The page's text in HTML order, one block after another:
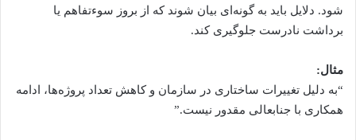
شود. دلایل باید به گونه‌ای بیان شوند که از بروز سوء‌تفاهم یا
برداشت نادرست جلوگیری کند.
مثال:
“به دلیل تغییرات ساختاری در سازمان و کاهش تعداد پروژه‌ها، ادامه
همکاری با جنابعالی مقدور نیست.”